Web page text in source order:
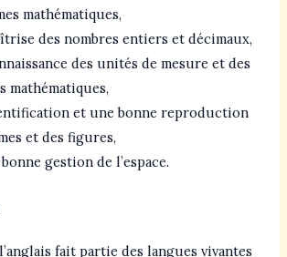
mathématiques,
des nombres entiers et décimaux,
des unités de mesure et des
mathématiques,
et une bonne reproduction
et des figures,
gestion de l’espace.
fait partie des langues vivantes